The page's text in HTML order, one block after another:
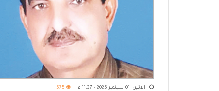
الاثنين, 01 سبتمبر 2025 - 11:37 م 575